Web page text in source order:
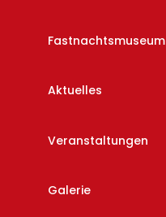
Fastnachtsmuseum
Aktuelles
Veranstaltungen
Galerie